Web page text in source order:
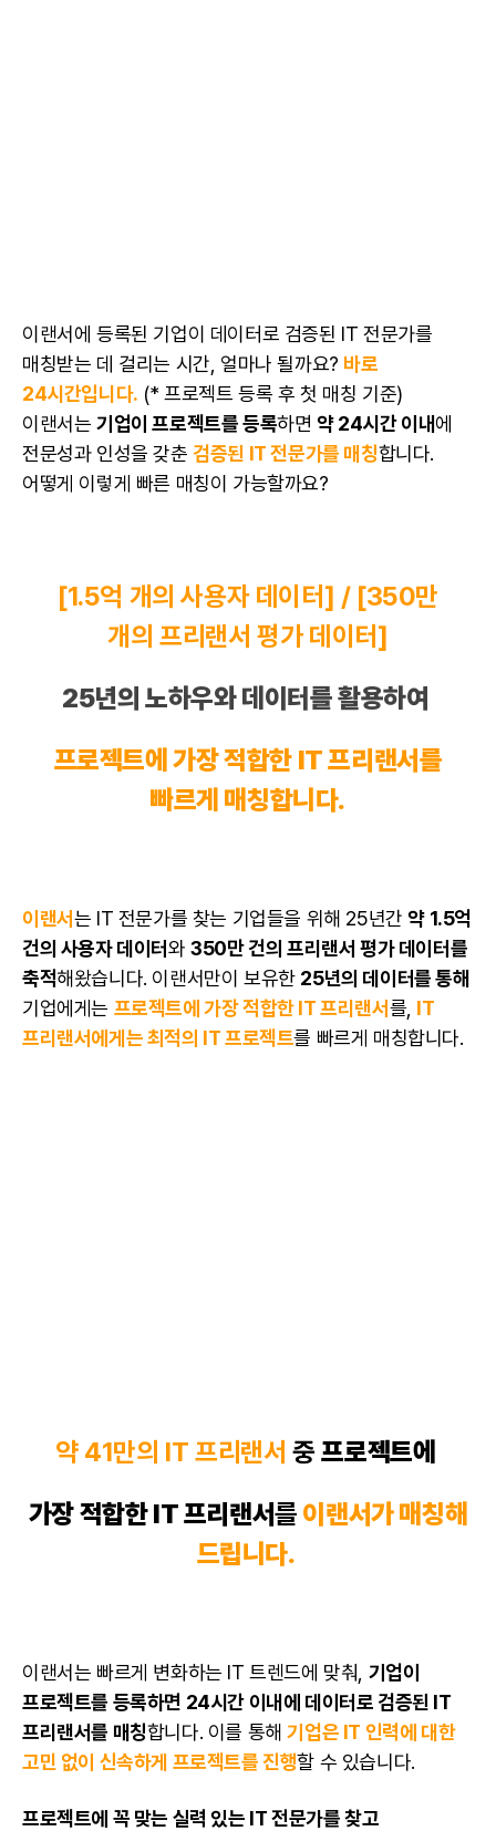
이랜서에 등록된 기업이 데이터로 검증된 IT 전문가를
매칭받는 데 걸리는 시간, 얼마나 될까요? 바로
24시간입니다. (*프로젝트 등록 후 첫 매칭 기준)
이랜서는 기업이 프로젝트를 등록하면약 24시간 이내에
전문성과 인성을 갖춘 검증된 IT 전문가를 매칭합니다.
어떻게 이렇게 빠른 매칭이 가능할까요?
[1.5억 개의 사용자 데이터] / [350만
개의프리랜서평가 데이터]
25년의 노하우와 데이터를 활용하여
프로젝트에 가장 적합한 IT 프리랜서를
빠르게 매칭합니다.
이랜서는 IT 전문가를 찾는 기업들을 위해 25년간약 1.5억
건의 사용자데이터와350만 건의프리랜서 평가 데이터를
축적해왔습니다. 이랜서만이 보유한 25년의 데이터를 통해
기업에게는 프로젝트에 가장 적합한 IT 프리랜서를, IT
프리랜서에게는 최적의 IT 프로젝트를 빠르게 매칭합니다.
약 41만의 IT 프리랜서 중프로젝트에
가장 적합한 IT 프리랜서를 이랜서가 매칭해
드립니다.
이랜서는 빠르게 변화하는 IT 트렌드에 맞춰, 기업이
프로젝트를 등록하면 24시간 이내에 데이터로 검증된 IT
프리랜서를 매칭합니다. 이를 통해기업은 IT 인력에 대한
고민 없이 신속하게 프로젝트를 진행할 수 있습니다.
프로젝트에 꼭 맞는 실력 있는 IT 전문가를 찾고